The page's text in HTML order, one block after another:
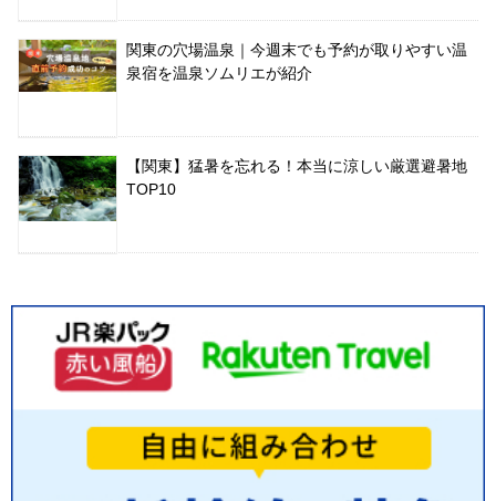
関東の穴場温泉｜今週末でも予約が取りやすい温
泉宿を温泉ソムリエが紹介
【関東】猛暑を忘れる！本当に涼しい厳選避暑地
TOP10